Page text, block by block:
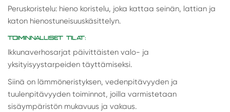
Peruskoristelu: hieno koristelu, joka kattaa seinän, lattian ja
katon hienostuneisuuskäsittelyn.
TOIMINNALLISET TILAT:
Ikkunaverhosarjat päivittäisten valo- ja
yksityisyystarpeiden täyttämiseksi.
Siinä on lämmöneristyksen, vedenpitävyyden ja
tuulenpitävyyden toiminnot, joilla varmistetaan
sisäympäristön mukavuus ja vakaus.